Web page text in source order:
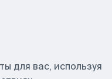
для вас, используя